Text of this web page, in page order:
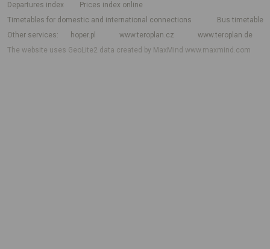
departures index
Prices index online
Timetables for domestic and international connections
Bus timetable
Other services
hoper.pl www.teroplan.cz
www.teroplan.de
The website uses GeoLite2 data created by MaxMindwww.maxmind.com